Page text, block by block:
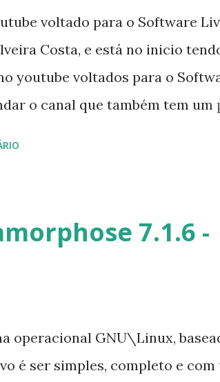
voltado para o Software
Costa, e está no inicio
youtube voltados para o
o canal que também tem um
7.1.6 -
operacional GNU\Linux,
é ser simples, completo e com